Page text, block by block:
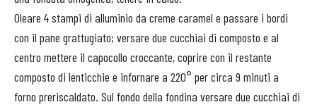
Oleare 4 stampi di alluminio da creme caramel e passare i bordi
con il pane grattugiato; versare due cucchiai di composto e al
centro mettere il capocollo croccante, coprire con il restante
composto di lenticchie e infornare a 220° per circa 9 minuti a
forno preriscaldato. Sul fondo della fondina versare due cucchiai di